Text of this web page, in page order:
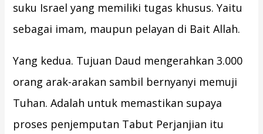
suku Israel yang memiliki tugas khusus. Yaitu
sebagai imam, maupun pelayan di Bait Allah.
Yang kedua. Tujuan Daud mengerahkan 3.000
orang arak-arakan sambil bernyanyi memuji
Tuhan. Adalah untuk memastikan supaya
proses penjemputan Tabut Perjanjian itu